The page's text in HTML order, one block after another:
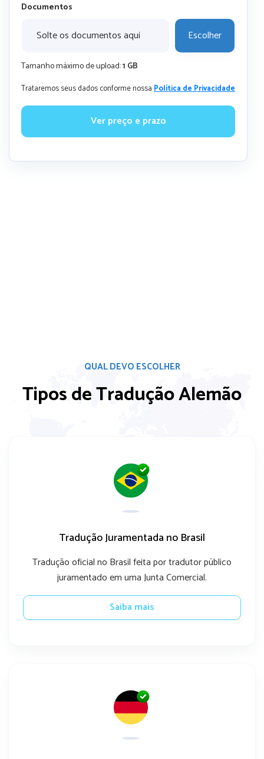
Documentos
Solte os documentos aqui Escolher
Tamanho máximo de upload:1 GB
Trataremos seus dados conforme nossaPolítica de Privacidade
Ver preço e prazo
QUAL DEVO ESCOLHER
Tipos de Tradução Alemão
Tradução Juramentada no Brasil
Tradução oficial no Brasil feita por tradutor público
juramentado em uma Junta Comercial.
Saiba mais